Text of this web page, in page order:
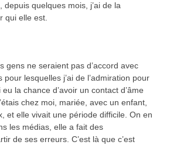
quelques mois, j’ai de la
qui elle est.
gens ne seraient pas d’accord avec
pour lesquelles j’ai de l’admiration pour
la chance d’avoir un contact d’âme
chez moi, mariée, avec un enfant,
et elle vivait une période difficile. On en
les médias, elle a fait des
de ses erreurs. C’est là que c’est